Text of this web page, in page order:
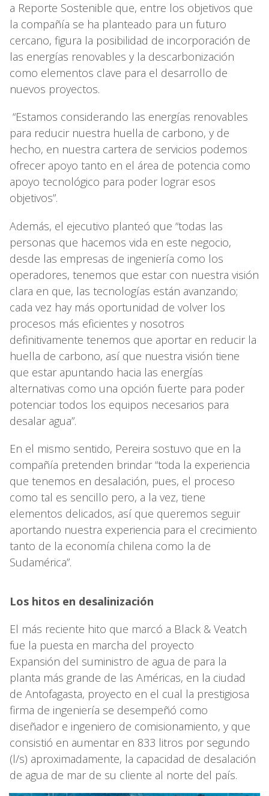
a Reporte Sostenible que, entre los objetivos que
la compañía se ha planteado para un futuro
cercano, figura la posibilidad de incorporación de
las energías renovables y la descarbonización
como elementos clave para el desarrollo de
nuevos proyectos.
“Estamos considerando las energías renovables
para reducir nuestra huella de carbono, y de
hecho, en nuestra cartera de servicios podemos
ofrecer apoyo tanto en el área de potencia como
apoyo tecnológico para poder lograr esos
objetivos”.
Además, el ejecutivo planteó que “todas las
personas que hacemos vida en este negocio,
desde las empresas de ingeniería como los
operadores, tenemos que estar con nuestra visión
clara en que, las tecnologías están avanzando;
cada vez hay más oportunidad de volver los
procesos más eficientes y nosotros
definitivamente tenemos que aportar en reducir la
huella de carbono, así que nuestra visión tiene
que estar apuntando hacia las energías
alternativas como una opción fuerte para poder
potenciar todos los equipos necesarios para
desalar agua”.
En el mismo sentido, Pereira sostuvo que en la
compañía pretenden brindar “toda la experiencia
que tenemos en desalación, pues, el proceso
como tal es sencillo pero, a la vez, tiene
elementos delicados, así que queremos seguir
aportando nuestra experiencia para el crecimiento
tanto de la economía chilena como la de
Sudamérica”.
Los hitos en desalinización
El más reciente hito que marcó a Black & Veatch
fue la puesta en marcha del proyecto
Expansión del suministro de agua de para la
planta más grande de las Américas, en la ciudad
de Antofagasta, proyecto en el cual la prestigiosa
firma de ingeniería se desempeñó como
diseñador e ingeniero de comisionamiento, y que
consistió en aumentar en 833 litros por segundo
(l/s) aproximadamente, la capacidad de desalación
de agua de mar de su cliente al norte del país.